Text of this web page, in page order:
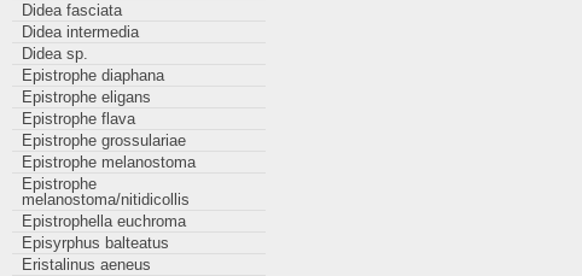
Didea fasciata
Didea intermedia
Didea sp.
Epistrophe diaphana
Epistrophe eligans
Epistrophe flava
Epistrophe grossulariae
Epistrophe melanostoma
Epistrophe
melanostoma/nitidicollis
Epistrophella euchroma
Episyrphus balteatus
Eristalinus aeneus